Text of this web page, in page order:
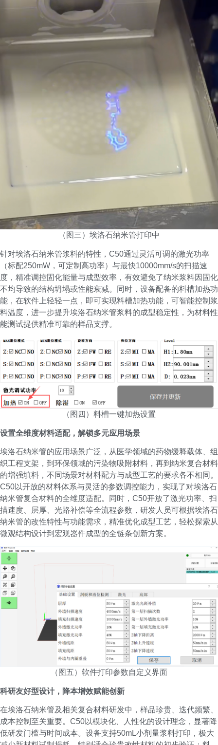
（图三）埃洛石纳米管打印中
针对埃洛石纳米管浆料的特性，C50通过灵活可调的激光功率
（标配250mW，可定制高功率）与最快10000mm/s的扫描速
度，精准调控固化能量与成型效率，有效避免了纳米浆料因固化
不均导致的结构坍塌或性能衰减。同时，设备配备的料槽加热功
能，在软件上轻轻一点，即可实现料槽加热功能，可智能控制浆
料温度，进一步提升埃洛石纳米管浆料的成型稳定性，为材料性
能测试提供精准可靠的样品支撑。
（图四）料槽一键加热设置
设置全维度材料适配，解锁多元应用场景
埃洛石纳米管的应用场景广泛，从医学领域的药物缓释载体、组
织工程支架，到环保领域的污染物吸附材料，再到纳米复合材料
的增强填料，不同场景对材料配方与成型工艺的要求各不相同。
C50以开放的材料体系与灵活的参数调控能力，实现了对埃洛石
纳米管复合材料的全维度适配。同时，C50开放了激光功率、扫
描速度、层厚、光路补偿等全流程参数，研发人员可根据埃洛石
纳米管的改性特性与功能需求，精准优化成型工艺，轻松探索从
微观结构设计到宏观器件成型的全链条创新方案。
（图五）软件打印参数自定义界面
科研友好型设计，降本增效赋能创新
在埃洛石纳米管及相关复合材料研发中，样品珍贵、迭代频繁、
成本控制至关重要。C50以模块化、人性化的设计理念，显著降
低研发门槛与时间成本。设备支持50mL小剂量浆料打印，极大